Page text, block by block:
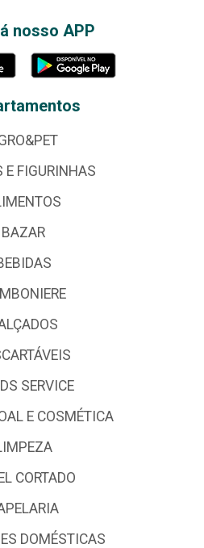
nosso APP
E FIGURINHAS
BAZAR
SERVICE
E COSMÉTICA
CORTADO
DOMÉSTICAS